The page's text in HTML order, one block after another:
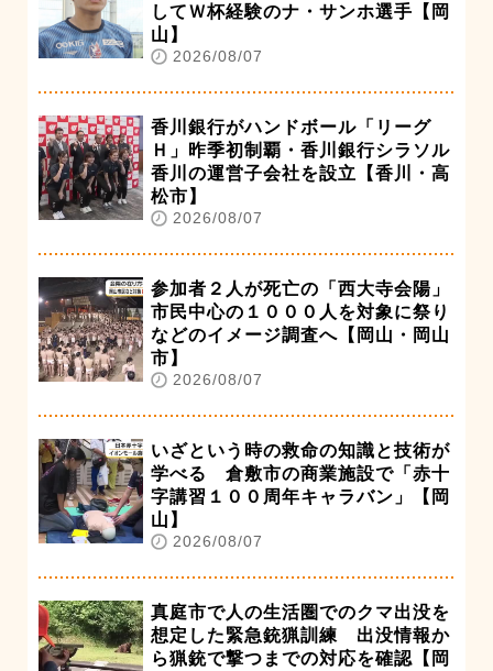
してＷ杯経験のナ・サンホ選手【岡
山】
2026/08/07
香川銀行がハンドボール「リーグ
Ｈ」昨季初制覇・香川銀行シラソル
香川の運営子会社を設立【香川・高
松市】
2026/08/07
参加者２人が死亡の「西大寺会陽」
市民中心の１０００人を対象に祭り
などのイメージ調査へ【岡山・岡山
市】
2026/08/07
いざという時の救命の知識と技術が
学べる 倉敷市の商業施設で「赤十
字講習１００周年キャラバン」【岡
山】
2026/08/07
真庭市で人の生活圏でのクマ出没を
想定した緊急銃猟訓練 出没情報か
ら猟銃で撃つまでの対応を確認【岡